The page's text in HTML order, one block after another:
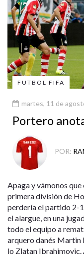
FUTBOL FIFA
martes, 11 de
Portero
POR:
Apaga y vámonos
primera división de
perdería el partido 2-
el alargue, en una
todo el equipo a
arquero danés Martin
lo Zlatan